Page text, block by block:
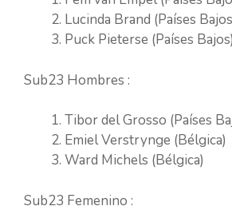
Lucinda Brand (Países
Puck Pieterse (Países Bajos)
Sub23 Hombres :
Tibor del Grosso (Países
Emiel Verstrynge (Bélgica)
Ward Michels (Bélgica)
Sub23 Femenino :